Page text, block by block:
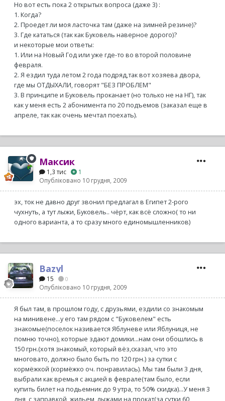
Но вот есть пока 2 открытых вопроса (даже 3) :
1. Когда?
2. Проедет ли моя ласточка там (даже на зимней резине)?
3. Где кататься (так как Буковель наверное дорого)?
и некоторые мои ответы:
1. Или на Новый Год или уже где-то во второй половине
февраля.
2. Я ездил туда летом 2 года подряд,так вот хозяева двора,
где мы ОТДЫХАЛИ, говорят "БЕЗ ПРОБЛЕМ"
3. В принципе и Буковель проканает (но только не на НГ), так
как у меня есть 2 абонимента по 20 подъемов (заказал еще в
апреле, так как очень мечтал поехать).
Максик
1,3 тис
1
Опубліковано 10 грудня, 2009
эх, ток не давно друг звонил предлагал в Египет 2-рого
чухнуть, а тут лыжи, Буковель.. чёрт, как всё сложно( то ни
одного варианта, а то сразу много единомышленников)
Bazyl
15 0
Опубліковано 10 грудня, 2009
Я был там, в прошлом году, с друзьями, ездили со знакомым
на минивене...у его там рядом с "Буковелем" есть
знакомые(поселок називается Яблуневе или Яблуниця, не
помню точно), которые здают домики...нам они обошлись в
150 грн.(хотя знакомый, который вёз,сказал, что это
многовато, должно было быть по 120 грн.) за сутки с
кормёжкой (кормёжко оч. понравилась). Мы там были 3 дня,
выбрали как времья с акцией в феврале(там было, если
купить билет на подьемник до 9 утра, то 50% скидка)...У меня 3
дня, с заправкой, жильем, лыжами на прокат(за сутки 60